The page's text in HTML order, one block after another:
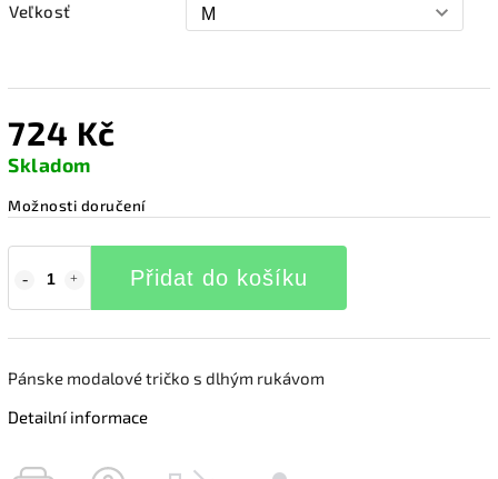
Veľkosť
724 Kč
Skladom
Možnosti doručení
Přidat do košíku
Pánske modalové tričko s dlhým rukávom
Detailní informace